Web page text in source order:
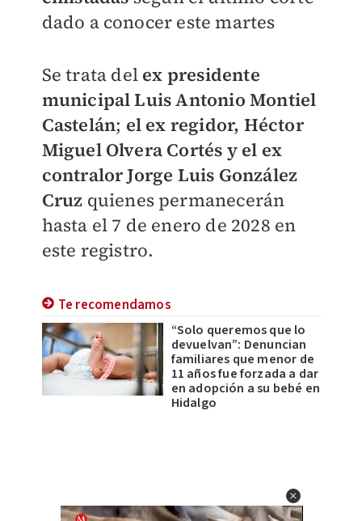
dado a conocer este martes
Se trata del ex presidente
municipal Luis Antonio Montiel
Castelán; el ex regidor, Héctor
Miguel Olvera Cortés y el ex
contralor Jorge Luis González
Cruz quienes permanecerán
hasta el 7 de enero de 2028 en
este registro.
Te recomendamos
“Solo queremos que lo
devuelvan”: Denuncian
familiares que menor de
11 años fue forzada a dar
en adopción a su bebé en
Hidalgo